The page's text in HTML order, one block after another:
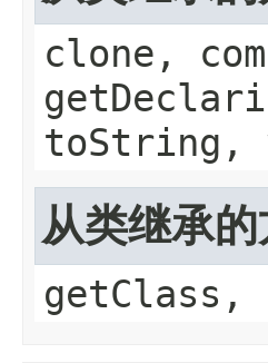
clone,
toString,
从类继承